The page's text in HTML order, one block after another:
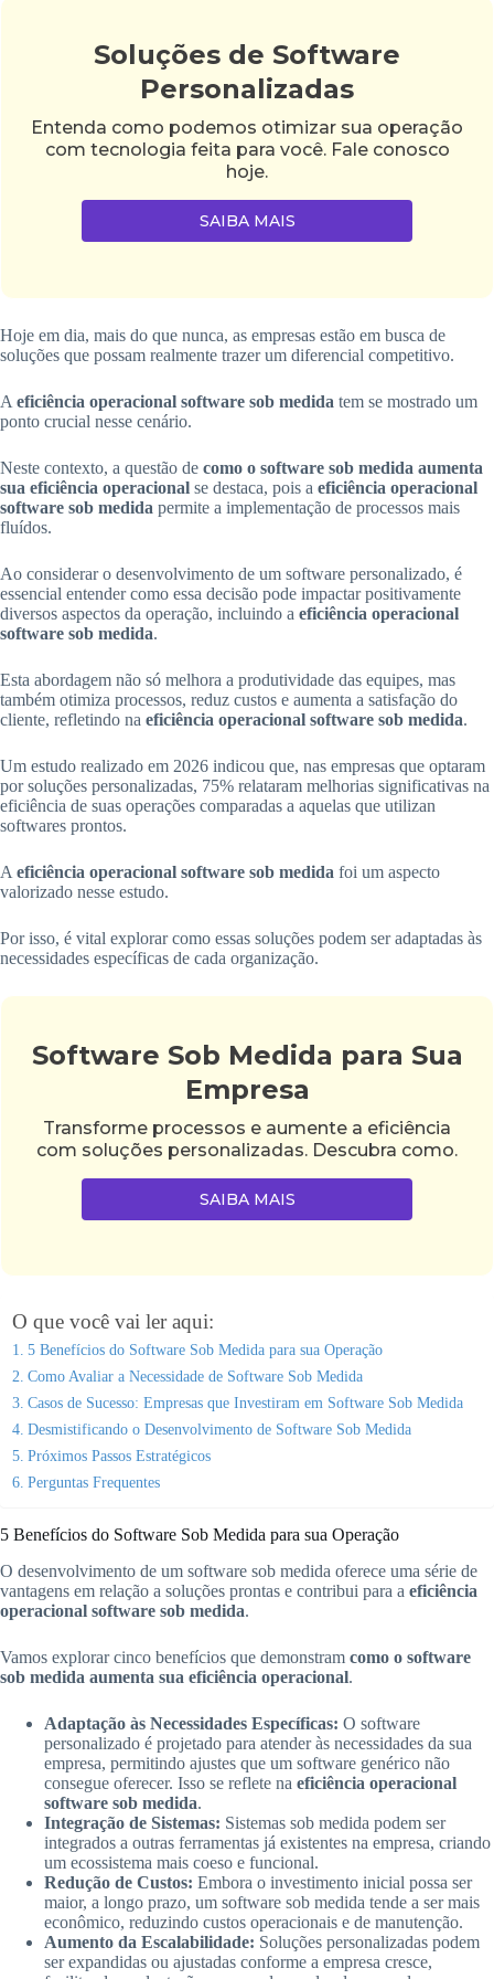
Soluções de Software
Personalizadas
Entenda como podemos otimizar sua operação
com tecnologia feita para você. Fale conosco
hoje.
SAIBA MAIS
Hoje em dia, mais do que nunca, as empresas estão em busca de
soluções que possam realmente trazer um diferencial competitivo.
A eficiência operacional software sob medida tem se mostrado um
ponto crucial nesse cenário.
Neste contexto, a questão de como o software sob medida aumenta
sua eficiência operacional se destaca, pois a eficiência operacional
software sob medida permite a implementação de processos mais
fluídos.
Ao considerar o desenvolvimento de um software personalizado, é
essencial entender como essa decisão pode impactar positivamente
diversos aspectos da operação, incluindo a eficiência operacional
software sob medida.
Esta abordagem não só melhora a produtividade das equipes, mas
também otimiza processos, reduz custos e aumenta a satisfação do
cliente, refletindo na eficiência operacional software sob medida.
Um estudo realizado em 2026 indicou que, nas empresas que optaram
por soluções personalizadas, 75% relataram melhorias significativas na
eficiência de suas operações comparadas a aquelas que utilizan
softwares prontos.
A eficiência operacional software sob medida foi um aspecto
valorizado nesse estudo.
Por isso, é vital explorar como essas soluções podem ser adaptadas às
necessidades específicas de cada organização.
Software Sob Medida para Sua
Empresa
Transforme processos e aumente a eficiência
com soluções personalizadas. Descubra como.
SAIBA MAIS
O que você vai ler aqui:
5 Benefícios do Software Sob Medida para sua Operação
Como Avaliar a Necessidade de Software Sob Medida
Casos de Sucesso: Empresas que Investiram em Software Sob Medida
Desmistificando o Desenvolvimento de Software Sob Medida
Próximos Passos Estratégicos
Perguntas Frequentes
5 Benefícios do Software Sob Medida para sua Operação
O desenvolvimento de um software sob medida oferece uma série de
vantagens em relação a soluções prontas e contribui para a eficiência
operacional software sob medida.
Vamos explorar cinco benefícios que demonstram como o software
sob medida aumenta sua eficiência operacional.
Adaptação às Necessidades Específicas: O software
personalizado é projetado para atender às necessidades da sua
empresa, permitindo ajustes que um software genérico não
consegue oferecer. Isso se reflete na eficiência operacional
software sob medida.
Integração de Sistemas: Sistemas sob medida podem ser
integrados a outras ferramentas já existentes na empresa, criando
um ecossistema mais coeso e funcional.
Redução de Custos: Embora o investimento inicial possa ser
maior, a longo prazo, um software sob medida tende a ser mais
econômico, reduzindo custos operacionais e de manutenção.
Aumento da Escalabilidade: Soluções personalizadas podem
ser expandidas ou ajustadas conforme a empresa cresce,